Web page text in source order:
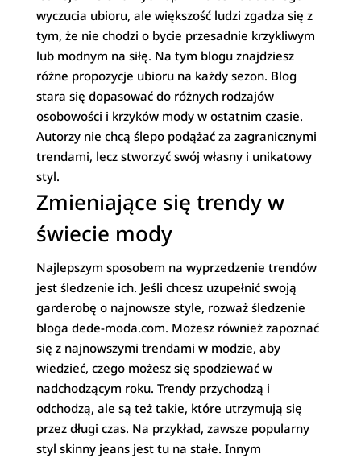
wyczucia ubioru, ale większość ludzi zgadza się z
tym, że nie chodzi o bycie przesadnie krzykliwym
lub modnym na siłę. Na tym blogu znajdziesz
różne propozycje ubioru na każdy sezon. Blog
stara się dopasować do różnych rodzajów
osobowości i krzyków mody w ostatnim czasie.
Autorzy nie chcą ślepo podążać za zagranicznymi
trendami, lecz stworzyć swój własny i unikatowy
styl.
Zmieniające się trendy w
świecie mody
Najlepszym sposobem na wyprzedzenie trendów
jest śledzenie ich. Jeśli chcesz uzupełnić swoją
garderobę o najnowsze style, rozważ śledzenie
bloga dede-moda.com. Możesz również zapoznać
się z najnowszymi trendami w modzie, aby
wiedzieć, czego możesz się spodziewać w
nadchodzącym roku. Trendy przychodzą i
odchodzą, ale są też takie, które utrzymują się
przez długi czas. Na przykład, zawsze popularny
styl skinny jeans jest tu na stałe. Innym